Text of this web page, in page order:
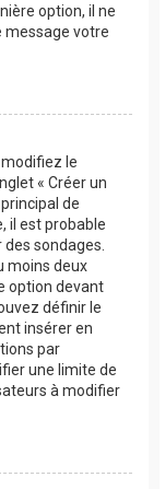
option, il ne
message votre
modifiez le
« Créer un
de
il est probable
sondages.
moins deux
option devant
définir le
insérer en
par
une limite de
à modifier